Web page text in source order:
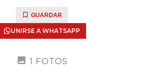
GUARDAR
UNIRSE A WHATSAPP
1 FOTOS